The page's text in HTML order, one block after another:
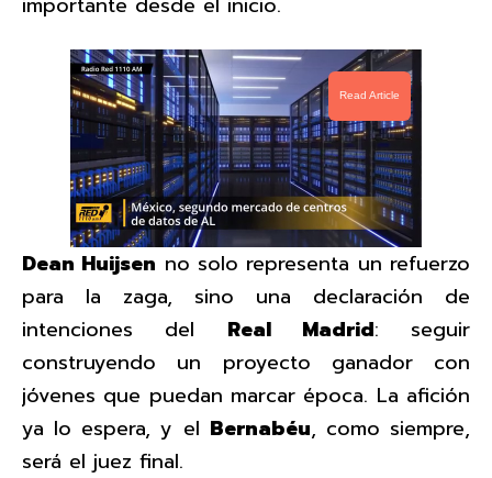
Read Article
Dean Huijsen no solo representa un refuerzo
para la zaga, sino una declaración de
intenciones del Real Madrid: seguir
construyendo un proyecto ganador con
jóvenes que puedan marcar época. La afición
ya lo espera, y el Bernabéu, como siempre,
será el juez final.